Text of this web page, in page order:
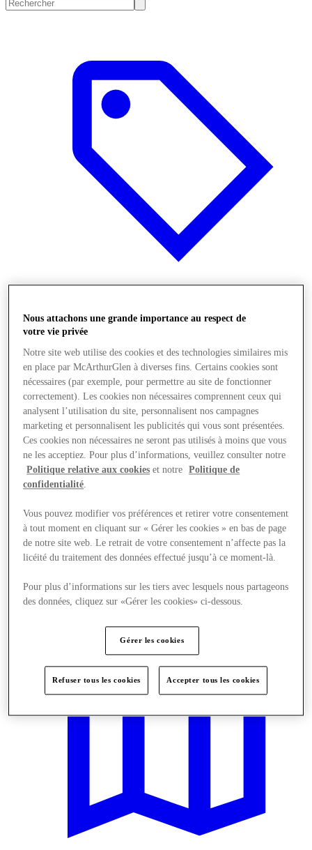
Boutiques
Nous attachons une grande importance au respect de
votre vie privée
Notre site web utilise des cookies et des technologies similaires mis
en place par McArthurGlen à diverses fins. Certains cookies sont
nécessaires (par exemple, pour permettre au site de fonctionner
correctement). Les cookies non nécessaires comprennent ceux qui
analysent l’utilisation du site, personnalisent nos campagnes
marketing et personnalisent les publicités qui vous sont présentées.
Ces cookies non nécessaires ne seront pas utilisés à moins que vous
ne les acceptiez. Pour plus d’informations, veuillez consulter notre
Politique relative aux cookies et notre
Politique de
confidentialité.
Vous pouvez modifier vos préférences et retirer votre consentement
à tout moment en cliquant sur « Gérer les cookies » en bas de page
de notre site web. Le retrait de votre consentement n’affecte pas la
licéité du traitement des données effectué jusqu’à ce moment-là.
Pour plus d’informations sur les tiers avec lesquels nous partageons
des données, cliquez sur «Gérer les cookies» ci-dessous.
Gérer les cookies
Refuser tous les cookies Accepter tous les cookies